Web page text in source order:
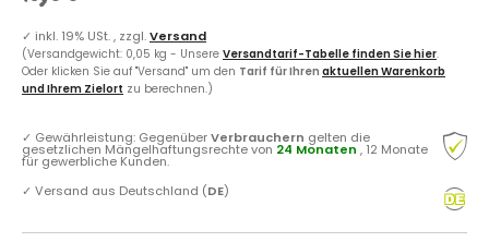
✓ inkl. 19% USt. , zzgl.Versand
(Versandgewicht: 0,05 kg - Unsere Versandtarif-Tabelle finden Sie hier.
Oder klicken Sie auf "Versand" um den Tarif für Ihren aktuellen Warenkorb
und Ihrem Zielort zu berechnen.)
✓ Gewährleistung: GegenüberVerbrauchern gelten die
gesetzlichen Mängelhaftungsrechte von 24 Monaten , 12 Monate
für gewerbliche Kunden.
✓ Versand aus Deutschland (DE)